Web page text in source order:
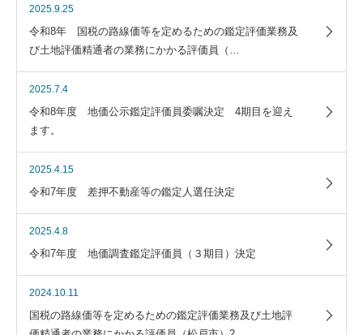
2025.9.25
令和8年 国税の路線価等を定めるための鑑定評価業務及
び土地評価精通者の業務にかかる評価員（…
2025.7.4
令和8年度 地価公示鑑定評価員委嘱決定 4期目を迎え
ます。
2025.4.15
令和7年度 差押不動産等の鑑定人選任決定
2025.4.8
令和7年度 地価調査鑑定評価員（３期目）決定
2024.10.11
国税の路線価等を定めるための鑑定評価業務及び土地評